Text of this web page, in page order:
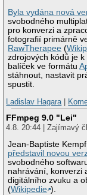
Byla vydána nová
svobodného
pro konverzi a
fotografií primárně
RawTherapee (
zdrojových kódů je k
balíček ve formátu
stáhnout, nastavit
spustit.
Ladislav Hagara|
FFmpeg 9.0 "Lei"
4.8. 20:44 | Zajímavý
Jean-Baptiste
představil novou
svobodného
nahrávání, konverzi
digitálního zvuku a
(Wikipedie ).